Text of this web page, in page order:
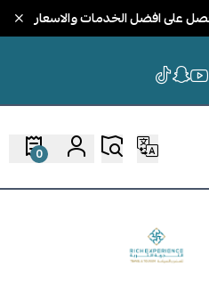
على افضل الخدمات والاسعار
0